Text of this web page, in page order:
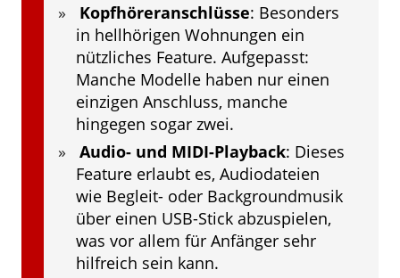
Kopfhöreranschlüsse: Besonders
in hellhörigen Wohnungen ein
nützliches Feature. Aufgepasst:
Manche Modelle haben nur einen
einzigen Anschluss, manche
hingegen sogar zwei.
Audio- und MIDI-Playback: Dieses
Feature erlaubt es, Audiodateien
wie Begleit- oder Backgroundmusik
über einen USB-Stick abzuspielen,
was vor allem für Anfänger sehr
hilfreich sein kann.